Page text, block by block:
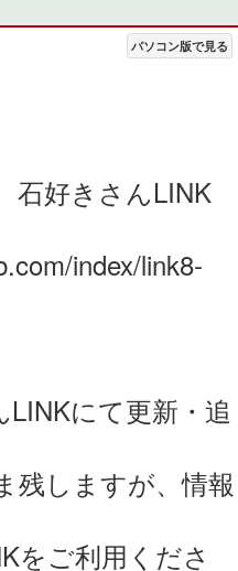
パソコン版で見る
石好きさんLINK
index/link8-
にて更新・追
残しますが、情報
をご利用くださ